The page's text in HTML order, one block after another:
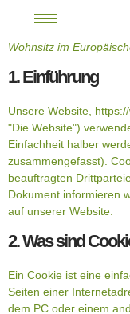
Diese Cookie-
Wohnsitz im
1. Einführung
Unsere Website,
"Die Website")
Einfachheit halber
zusammengefasst).
beauftragten
Dokument informieren
auf unserer Website.
2. Was sind
Ein Cookie ist eine
Seiten einer
dem PC oder einem